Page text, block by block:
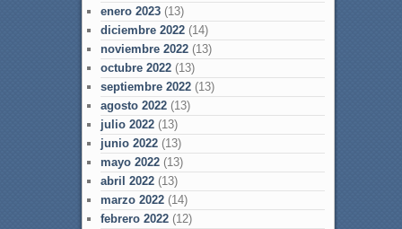
enero 2023(13)
diciembre 2022(14)
noviembre 2022(13)
octubre 2022(13)
septiembre 2022(13)
agosto 2022(13)
julio 2022(13)
junio 2022(13)
mayo 2022(13)
abril 2022(13)
marzo 2022(14)
febrero 2022(12)